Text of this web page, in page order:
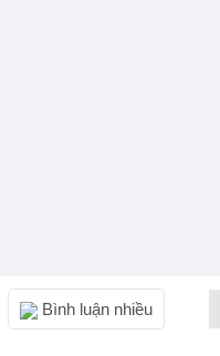
Bình luận nhiều